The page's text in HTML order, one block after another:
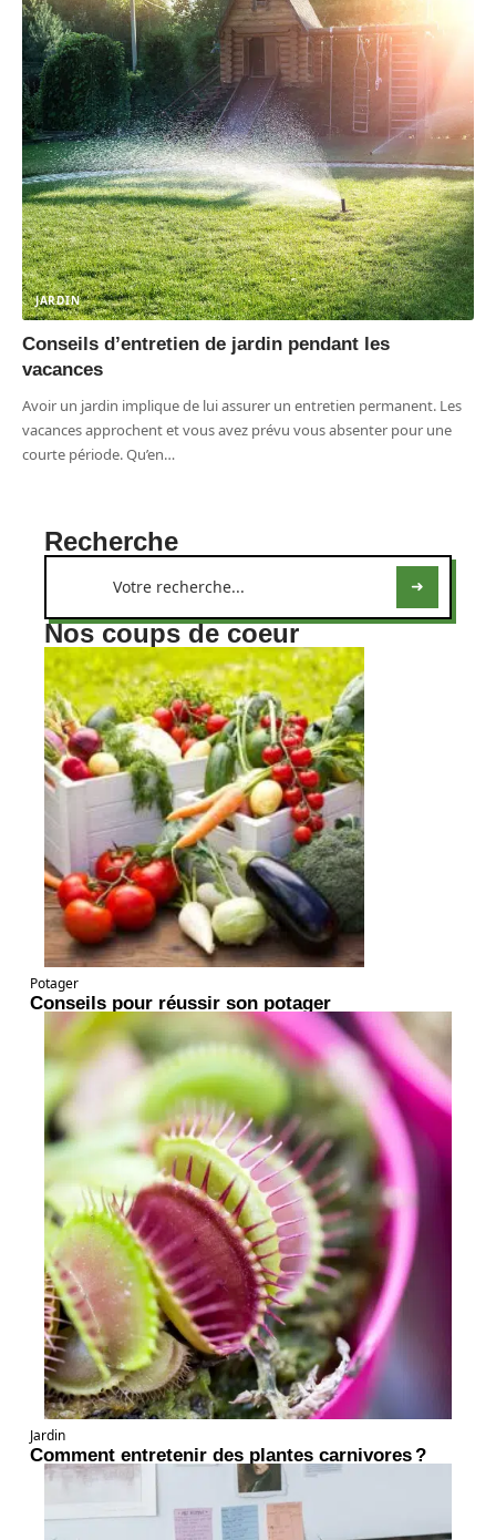
JARDIN
Conseils d’entretien de jardin pendant les
vacances
Avoir un jardin implique de lui assurer un entretien permanent. Les
vacances approchent et vous avez prévu vous absenter pour une
courte période. Qu’en…
Recherche
Nos coups de coeur
Potager
Conseils pour réussir son potager
Jardin
Comment entretenir des plantes carnivores ?